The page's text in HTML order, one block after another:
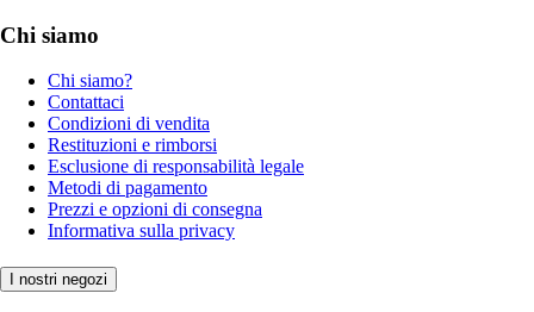
Chi siamo
Chi siamo?
Contattaci
Condizioni di vendita
Restituzioni e rimborsi
Esclusione di responsabilità legale
Metodi di pagamento
Prezzi e opzioni di consegna
Informativa sulla privacy
I nostri negozi